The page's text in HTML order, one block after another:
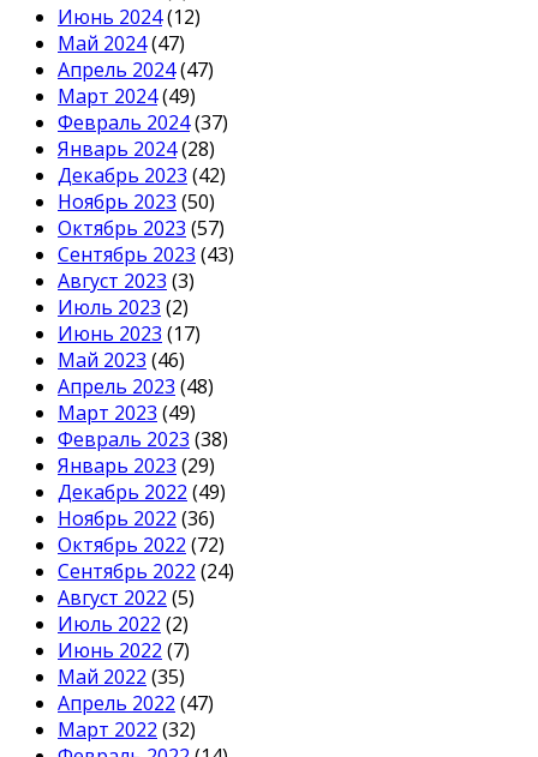
Июнь 2024(12)
Май 2024(47)
Апрель 2024(47)
Март 2024(49)
Февраль 2024(37)
Январь 2024(28)
Декабрь 2023 (42)
Ноябрь 2023 (50)
Октябрь 2023 (57)
Сентябрь 2023 (43)
Август 2023 (3)
Июль 2023 (2)
Июнь 2023 (17)
Май 2023 (46)
Апрель 2023 (48)
Март 2023 (49)
Февраль 2023 (38)
Январь 2023 (29)
Декабрь 2022 (49)
Ноябрь 2022 (36)
Октябрь 2022 (72)
Сентябрь 2022 (24)
Август 2022 (5)
Июль 2022 (2)
Июнь 2022 (7)
Май 2022 (35)
Апрель 2022 (47)
Март 2022 (32)